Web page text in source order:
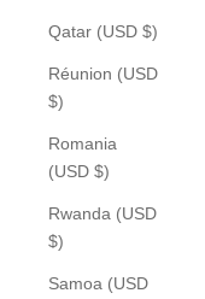
Qatar (USD $)
Réunion (USD
$)
Romania
(USD $)
Rwanda (USD
$)
Samoa (USD